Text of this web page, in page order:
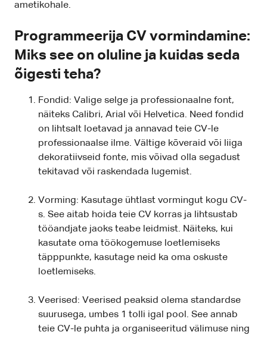
ametikohale.
Programmeerija CV vormindamine:
Miks see on oluline ja kuidas seda
õigesti teha?
Fondid: Valige selge ja professionaalne font,
näiteks Calibri, Arial või Helvetica. Need fondid
on lihtsalt loetavad ja annavad teie CV-le
professionaalse ilme. Vältige kõveraid või liiga
dekoratiivseid fonte, mis võivad olla segadust
tekitavad või raskendada lugemist.
Vorming: Kasutage ühtlast vormingut kogu CV-
s. See aitab hoida teie CV korras ja lihtsustab
tööandjate jaoks teabe leidmist. Näiteks, kui
kasutate oma töökogemuse loetlemiseks
täpppunkte, kasutage neid ka oma oskuste
loetlemiseks.
Veerised: Veerised peaksid olema standardse
suurusega, umbes 1 tolli igal pool. See annab
teie CV-le puhta ja organiseeritud välimuse ning